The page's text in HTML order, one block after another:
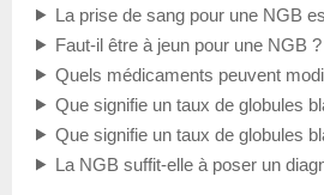
La prise de sang pour une NGB
Faut-il être à jeun pour une NGB ?
Quels médicaments peuvent
Que signifie un taux de globules
Que signifie un taux de globules
La NGB suffit-elle à poser un